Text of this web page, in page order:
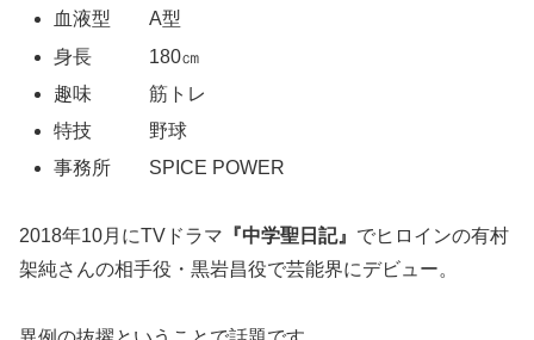
血液型 A型
身長 180㎝
趣味 筋トレ
特技 野球
事務所 SPICE POWER
2018年10月にTVドラマ 『中学聖日記』 でヒロインの有村
架純さんの相手役・黒岩昌役で芸能界にデビュー。